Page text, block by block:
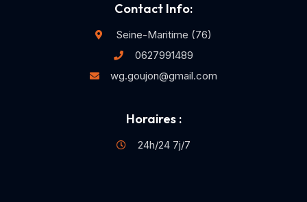
Contact Info:
Seine-Maritime (76)
0627991489
wg.goujon@gmail.com
Horaires :
24h/24 7j/7